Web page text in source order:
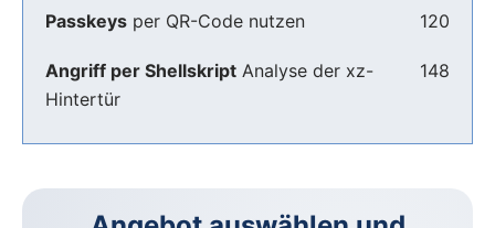
Passkeys per QR-Code nutzen 120
Angriff per Shellskript Analyse der xz-
Hintertür
148